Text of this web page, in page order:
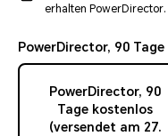
erhalten
PowerDirector, 90
PowerDirector, 90
Tage kostenlos
(versendet am 27.